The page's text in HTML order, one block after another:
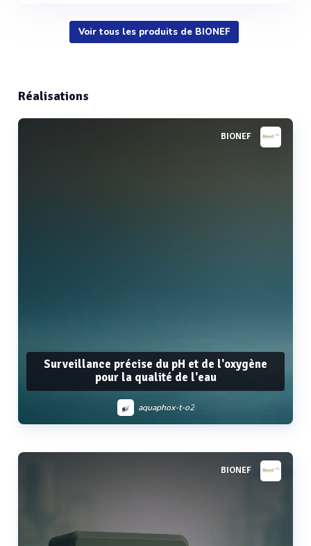
Voir tous les produits de BIONEF
Réalisations
BIONEF
Surveillance précise du pH et de l'oxygène
pour la qualité de l'eau
aquaphox-t-o2
BIONEF